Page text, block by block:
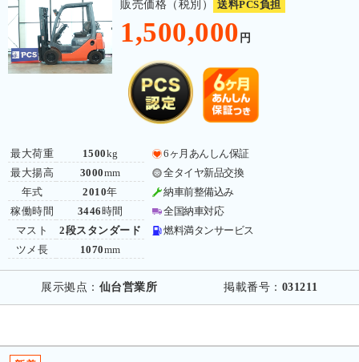
販売価格（税別） 送料PCS負担
1,500,000 円
最大荷重
最大揚高
年式
稼働時間
マスト
ツメ長
1500kg
3000mm
2010年
3446 時間
2段スタンダード
1070mm
6ヶ月あんしん保証
全タイヤ新品交換
納車前整備込み
全国納車対応
燃料満タンサービス
展示拠点： 仙台営業所 掲載番号： 031211